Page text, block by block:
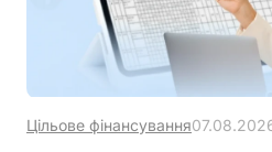
Цільове фінансування